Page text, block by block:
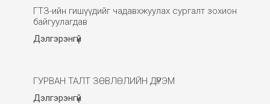
ГТЗ-ийн гишүүдийг чадавхжуулах сургалт зохион
байгуулагдав
Дэлгэрэнгүй
ГУРВАН ТАЛТ ЗӨВЛӨЛИЙН ДҮРЭМ
Дэлгэрэнгүй